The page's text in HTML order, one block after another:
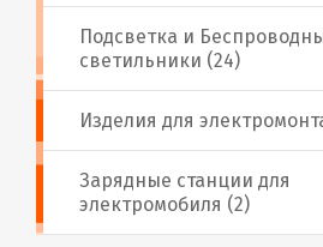
Подсветка и
светильники (24)
Изделия для
Зарядные станции для
электромобиля (2)